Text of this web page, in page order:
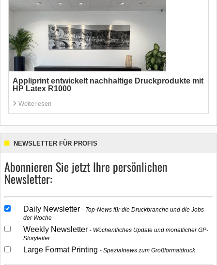
Appliprint entwickelt nachhaltige Druckprodukte mit
HP Latex R1000
Weiterlesen
NEWSLETTER FÜR PROFIS
Abonnieren Sie jetzt Ihre persönlichen
Newsletter:
Daily Newsletter
Top-News für die Druckbranche und die Jobs
der Woche
Weekly Newsletter
Wöchentliches Update und monatlicher GP-
Storyletter
Large Format Printing Spezialnews zum Großformatdruck